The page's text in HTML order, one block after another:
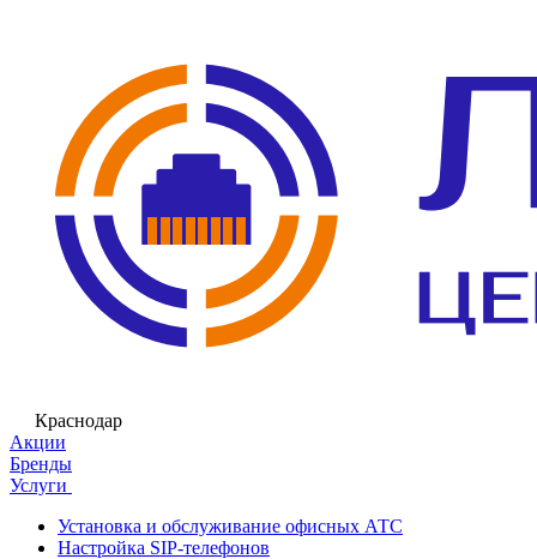
Краснодар
Акции
Бренды
Услуги
Установка и обслуживание офисных АТС
Настройка SIP-телефонов